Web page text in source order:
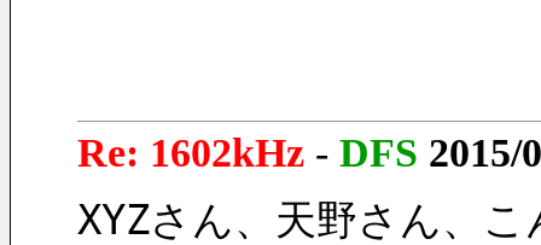
Re: 1602kHz - DFS 2015/
XYZさん、天野さん、